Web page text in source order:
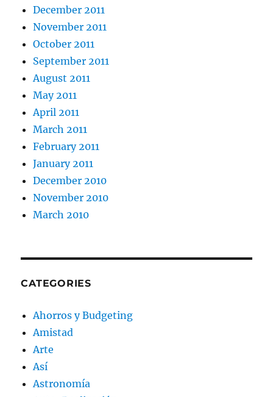
December 2011
November 2011
October 2011
September 2011
August 2011
May 2011
April 2011
March 2011
February 2011
January 2011
December 2010
November 2010
March 2010
CATEGORIES
Ahorros y Budgeting
Amistad
Arte
Así
Astronomía